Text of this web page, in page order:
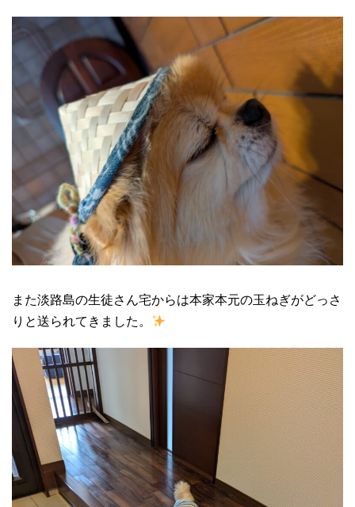
また淡路島の生徒さん宅からは本家本元の玉ねぎがどっさ
りと送られてきました。